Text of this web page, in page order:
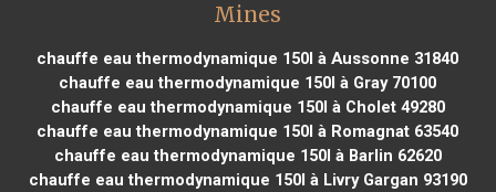
Mines
chauffe eau thermodynamique 150l à Aussonne 31840
chauffe eau thermodynamique 150l à Gray 70100
chauffe eau thermodynamique 150l à Cholet 49280
chauffe eau thermodynamique 150l à Romagnat 63540
chauffe eau thermodynamique 150l à Barlin 62620
chauffe eau thermodynamique 150l à Livry Gargan 93190